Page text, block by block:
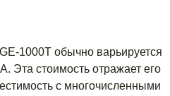
1000T обычно варьируется
Эта стоимость отражает его
с многочисленными